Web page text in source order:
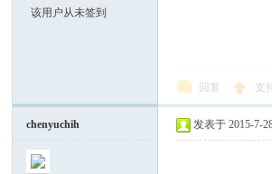
该用户从未签到
回复 支
chenyuchih 发表于 2015-7-